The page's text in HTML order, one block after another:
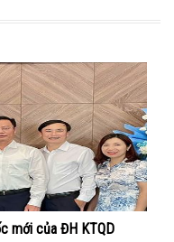
mới của ĐH KTQD